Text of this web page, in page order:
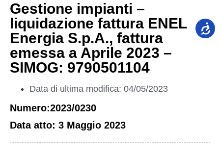
Gestione impianti –
liquidazione fattura ENEL
Energia S.p.A., fattura
emessa a Aprile 2023 –
SIMOG: 9790501104
Data di ultima modifica: 04/05/2023
Numero:2023/0230
Data atto: 3 Maggio 2023